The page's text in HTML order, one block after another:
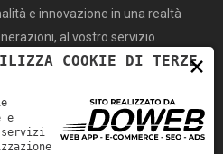
e innovazione in una realtà
al vostro servizio.
IMPIANTI SANITARI
×
COOKIE DI TERZE
e